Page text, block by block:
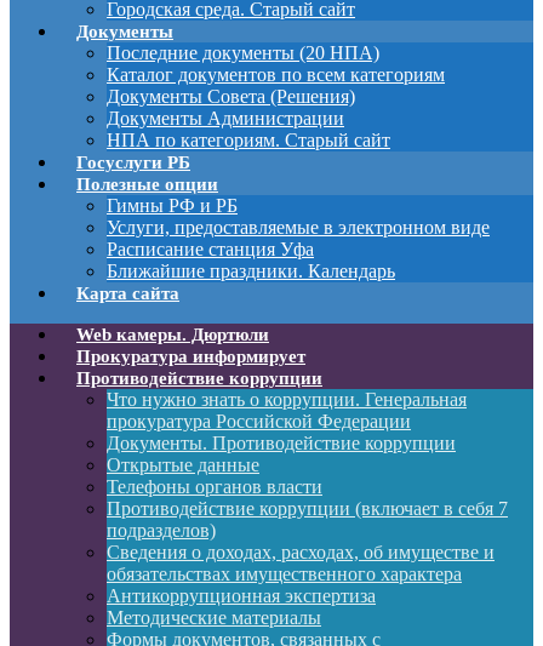
Городская среда. Старый сайт
Документы
Последние документы (20 НПА)
Каталог документов по всем категориям
Документы Совета (Решения)
Документы Администрации
НПА по категориям. Старый сайт
Госуслуги РБ
Полезные опции
Гимны РФ и РБ
Услуги, предоставляемые в электронном виде
Расписание станция Уфа
Ближайшие праздники. Календарь
Карта сайта
Web камеры. Дюртюли
Прокуратура информирует
Противодействие коррупции
Что нужно знать о коррупции. Генеральная
прокуратура Российской Федерации
Документы. Противодействие коррупции
Открытые данные
Телефоны органов власти
Противодействие коррупции (включает в себя 7
подразделов)
Сведения о доходах, расходах, об имуществе и
обязательствах имущественного характера
Антикоррупционная экспертиза
Методические материалы
Формы документов, связанных с